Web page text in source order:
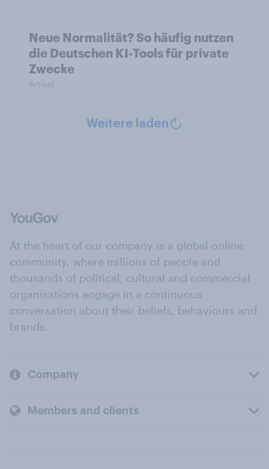
Neue Normalität? So häufig nutzen
die Deutschen KI-Tools für private
Zwecke
Artikel
Weitere laden
At the heart of our company is a global online
community, where millions of people and
thousands of political, cultural and commercial
organisations engage in a continuous
conversation about their beliefs, behaviours and
brands.
Company
Members and clients